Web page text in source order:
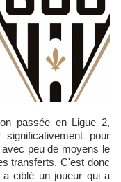
pour
peu de moyens le
transferts. C'est donc
ciblé un joueur qui a